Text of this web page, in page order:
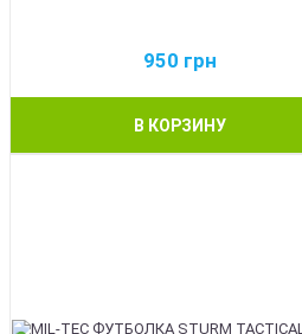
950 грн
В КОРЗИНУ